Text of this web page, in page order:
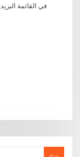
في القائمة